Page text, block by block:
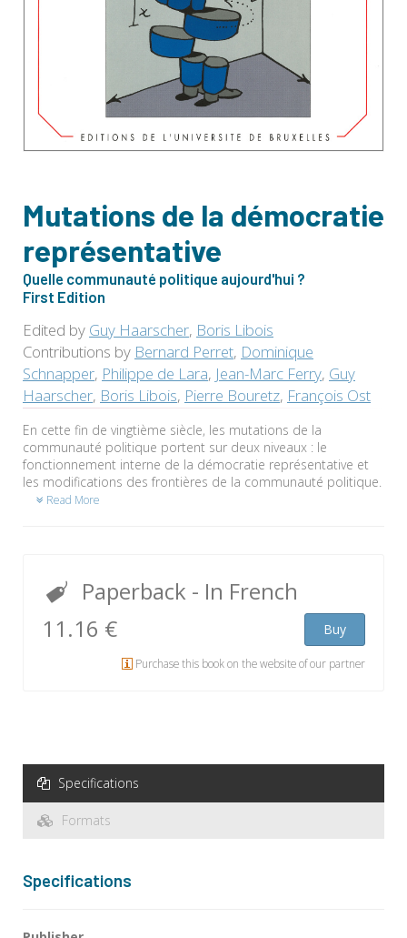
Mutations de la démocratie
représentative
Quelle communauté politique aujourd'hui ?
First Edition
Edited by Guy Haarscher, Boris Libois
Contributions by Bernard Perret, Dominique
Schnapper, Philippe de Lara, Jean-Marc Ferry, Guy
Haarscher, Boris Libois, Pierre Bouretz, François Ost
En cette fin de vingtième siècle, les mutations de la
communauté politique portent sur deux niveaux : le
fonctionnement interne de la démocratie représentative et
les modifications des frontières de la communauté politique.
Read More
Paperback - In French
11.16 €
Buy
Purchase this book on the website of our partner
Specifications
Formats
Specifications